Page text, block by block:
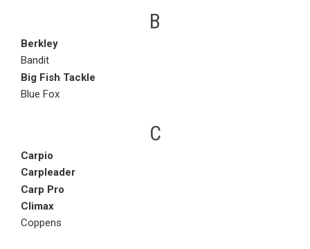
B
Berkley
Bandit
Big Fish Tackle
Blue Fox
C
Carpio
Carpleader
Carp Pro
Climax
Coppens